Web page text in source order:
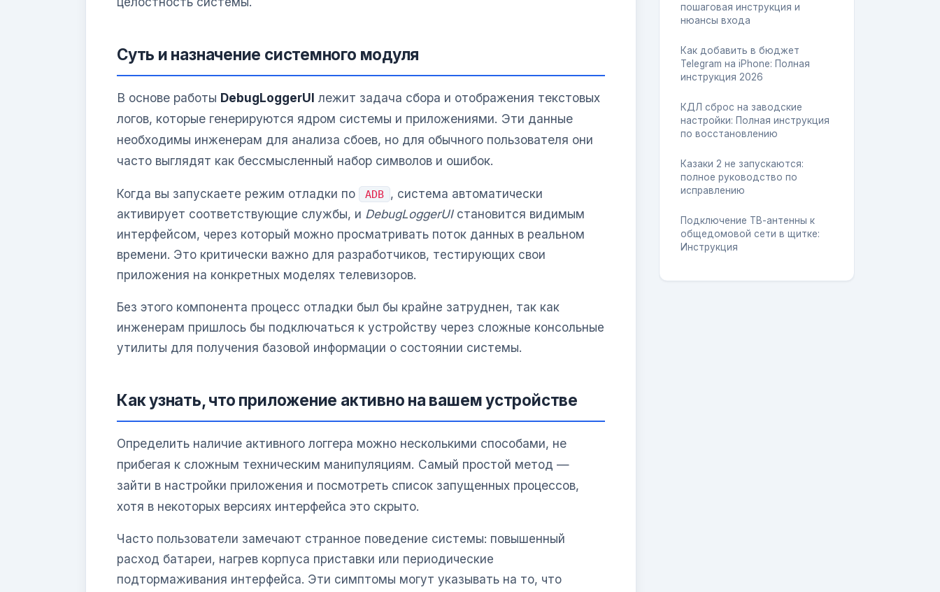
Суть и назначение системного модуля
В основе работы DebugLoggerUI лежит задача сбора и отображения текстовых
логов, которые генерируются ядром системы и приложениями. Эти данные
необходимы инженерам для анализа сбоев, но для обычного пользователя они
часто выглядят как бессмысленный набор символов и ошибок.
Когда вы запускаете режим отладки по ADB , система автоматически
активирует соответствующие службы, и DebugLoggerUIстановится видимым
интерфейсом, через который можно просматривать поток данных в реальном
времени. Это критически важно для разработчиков, тестирующих свои
приложения на конкретных моделях телевизоров.
Без этого компонента процесс отладки был бы крайне затруднен, так как
инженерам пришлось бы подключаться к устройству через сложные консольные
утилиты для получения базовой информации о состоянии системы.
Как узнать, что приложение активно на вашем устройстве
Определить наличие активного логгера можно несколькими способами, не
прибегая к сложным техническим манипуляциям. Самый простой метод —
зайти в настройки приложения и посмотреть список запущенных процессов,
хотя в некоторых версиях интерфейса это скрыто.
Часто пользователи замечают странное поведение системы: повышенный
расход батареи, нагрев корпуса приставки или периодические
подтормаживания интерфейса. Эти симптомы могут указывать на то, что
пошаговая инструкция и
нюансы входа
Как добавить в бюджет
Telegram на iPhone: Полная
инструкция 2026
КДЛ сброс на заводские
настройки: Полная инструкция
по восстановлению
Казаки 2 не запускаются:
полное руководство по
исправлению
Подключение ТВ-антенны к
общедомовой сети в щитке:
Инструкция